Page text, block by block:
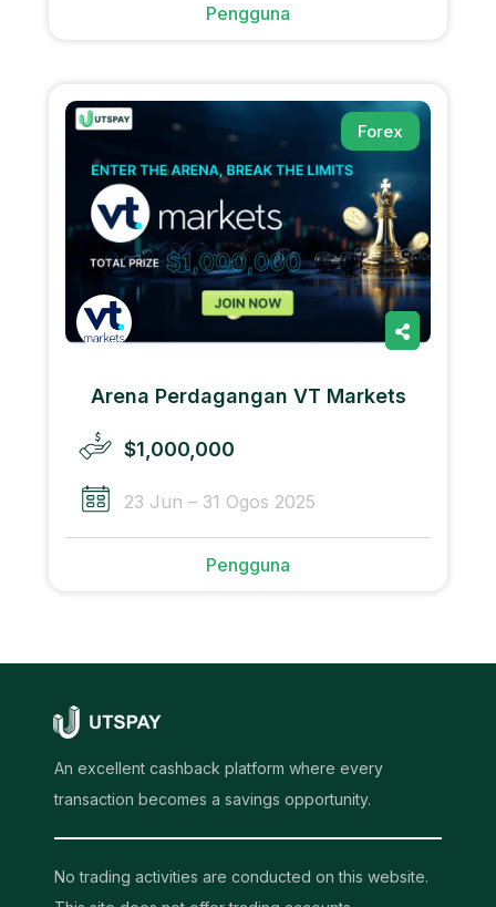
Pengguna
Forex
Arena Perdagangan VT Markets
$1,000,000
23 Jun – 31 Ogos 2025
Pengguna
An excellent cashback platform where every
transaction becomes a savings opportunity.
No trading activities are conducted on this website.